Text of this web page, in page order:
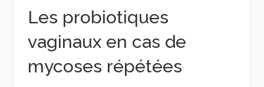
Les probiotiques
vaginaux en cas de
mycoses répétées